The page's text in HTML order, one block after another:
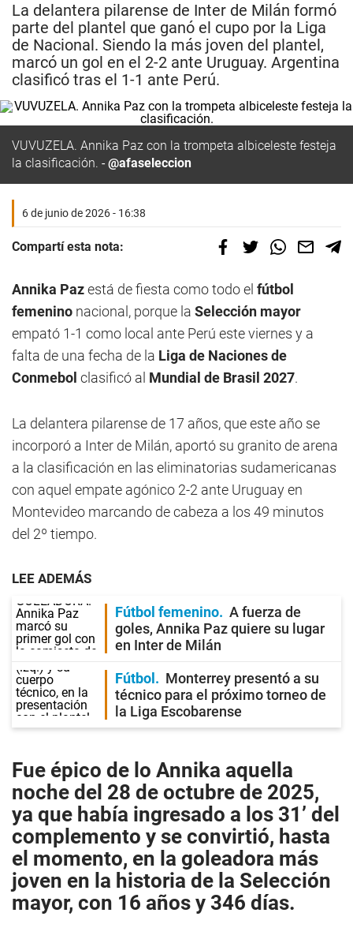
La delantera pilarense de Inter de Milán formó
parte del plantel que ganó el cupo por la Liga
de Nacional. Siendo la más joven del plantel,
marcó un gol en el 2-2 ante Uruguay. Argentina
clasificó tras el 1-1 ante Perú.
VUVUZELA. Annika Paz con la trompeta albiceleste festeja
la clasificación.
@afaseleccion
6 de junio de 2026 - 16:38
Compartí esta nota:
Annika Pazestá de fiesta como todo el fútbol
femenino nacional, porque la Selección mayor
empató 1-1 como local ante Perú este viernes y a
falta de una fecha de la Liga de Naciones de
Conmebol clasificó al Mundial de Brasil 2027.
La delantera pilarense de 17 años, que este año se
incorporó a Inter de Milán, aportó su granito de arena
a la clasificación en las eliminatorias sudamericanas
con aquel empate agónico 2-2 ante Uruguay en
Montevideo marcando de cabeza a los 49 minutos
del 2º tiempo.
LEE ADEMÁS
Fútbol femenino
A fuerza de
goles, Annika Paz quiere su lugar
en Inter de Milán
Fútbol
Monterrey presentó a su
técnico para el próximo torneo de
la Liga Escobarense
Fue épico de lo Annika aquella
noche del 28 de octubre de 2025,
ya que había ingresado a los 31’ del
complemento y se convirtió, hasta
el momento, en la goleadora más
joven en la historia de la Selección
mayor, con 16 años y 346 días.